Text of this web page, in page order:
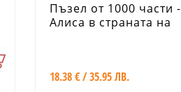
Пъзел от 1000 части -
Алиса в страната на
18.38 € / 35.95 ЛВ.